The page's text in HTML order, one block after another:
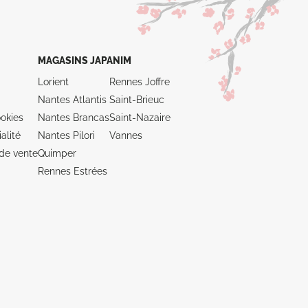
vente
MAGASINS JAPANIM
Lorient
Nantes Atlantis
Nantes Brancas
Nantes Pilori
Quimper
Rennes Estrées
Rennes Joffre
Saint-Brieuc
Saint-Nazaire
Vannes